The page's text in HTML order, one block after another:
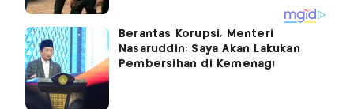
Berantas Korupsi, Menteri
Nasaruddin: Saya Akan Lakukan
Pembersihan di Kemenag!